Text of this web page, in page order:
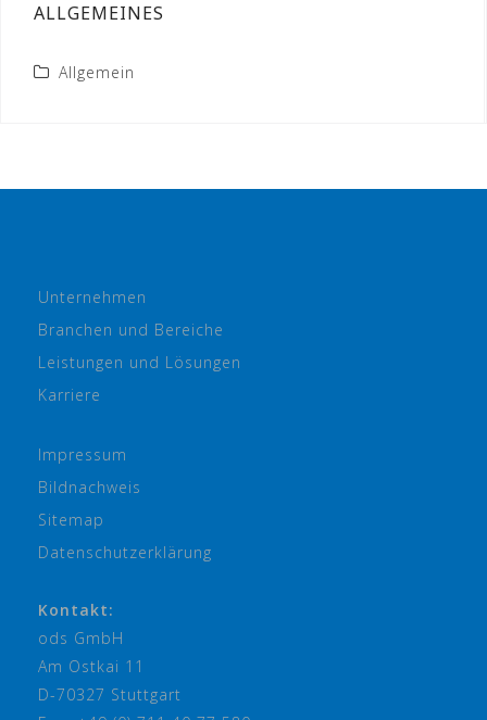
ALLGEMEINES
Allgemein
Unternehmen
Branchen und Bereiche
Leistungen und Lösungen
Karriere
Impressum
Bildnachweis
Sitemap
Datenschutzerklärung
Kontakt:
ods GmbH
Am Ostkai 11
D-70327 Stuttgart